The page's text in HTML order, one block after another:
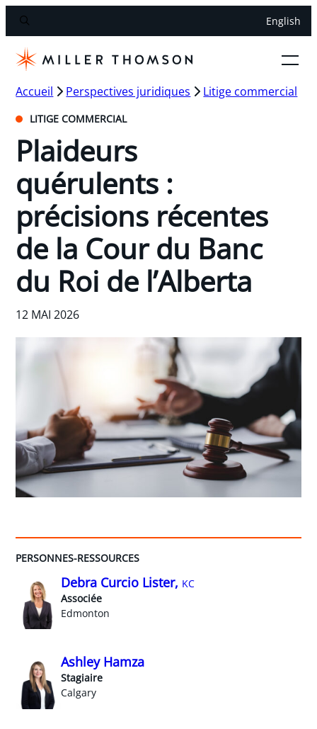
English
Accueil Perspectives juridiques Litige commercial
LITIGE COMMERCIAL
Plaideurs
quérulents :
précisions récentes
de la Cour du Banc
du Roi de l’Alberta
12 MAI 2026
PERSONNES-RESSOURCES
Debra Curcio Lister, KC
Associée
Edmonton
Ashley Hamza
Stagiaire
Calgary